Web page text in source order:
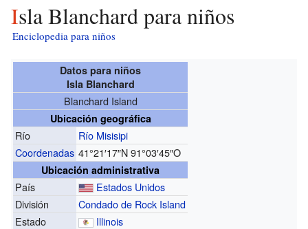
Isla Blanchard para niños
Enciclopedia para niños
Datos para niños
Isla Blanchard
Blanchard Island
Ubicación geográfica
Río
Río Misisipi
Coordenadas 41°21′17″N91°03′45″O
Ubicación administrativa
País
Estados Unidos
División
Condado de Rock Island
Estado
Illinois